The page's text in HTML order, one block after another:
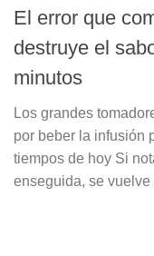
El error que
destruye el
minutos
Los grandes
por beber la infusión
tiempos de hoy Si
enseguida, se vuelve